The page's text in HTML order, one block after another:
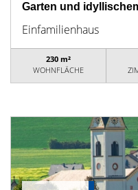
Garten und
Einfamilienhaus
230 m²
WOHNFLÄCHE